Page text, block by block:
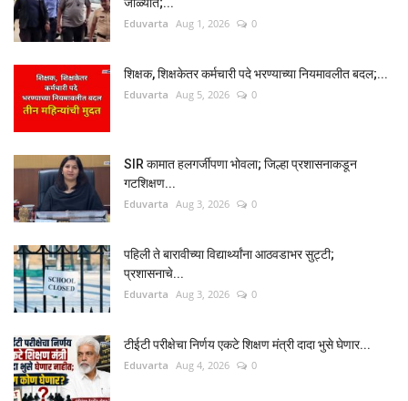
Eduvarta Aug 1, 2026 0
शिक्षक, शिक्षकेतर कर्मचारी पदे भरण्याच्या नियमावलीत बदल;...
Eduvarta Aug 5, 2026 0
SIR कामात हलगर्जीपणा भोवला; जिल्हा प्रशासनाकडून
गटशिक्षण...
Eduvarta Aug 3, 2026 0
पहिली ते बारावीच्या विद्यार्थ्यांना आठवडाभर सुट्टी;
प्रशासनाचे...
Eduvarta Aug 3, 2026 0
टीईटी परीक्षेचा निर्णय एकटे शिक्षण मंत्री दादा भुसे घेणार...
Eduvarta Aug 4, 2026 0